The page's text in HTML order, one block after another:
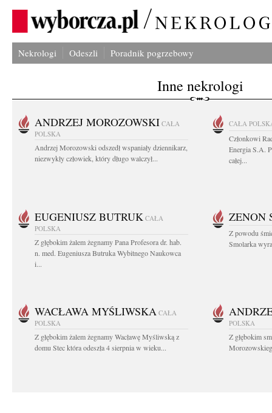
Nekrologi Odeszli Poradnik pogrzebowy
Inne nekrologi
ANDRZEJ MOROZOWSKI CAŁA
POLSKA
Andrzej Morozowski odszedł wspaniały dziennikarz,
niezwykły człowiek, który długo walczył...
CAŁA
Członkowi
Energia S.A.
całej...
EUGENIUSZ BUTRUK CAŁA
POLSKA
Z głębokim żalem żegnamy Pana Profesora dr. hab.
n. med. Eugeniusza Butruka Wybitnego Naukowca
i...
ZENON
Z powodu
Smolarka
WACŁAWA MYŚLIWSKA CAŁA
POLSKA
Z głębokim żalem żegnamy Wacławę Myśliwską z
domu Stec która odeszła 4 sierpnia w wieku...
POLSKA
Z głębokim